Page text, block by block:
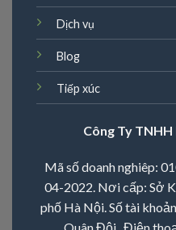
Dịch vụ
Blog
Tiếp xúc
Công Ty
Mã số doanh nghiêp:
04-2022. Nơi cấp: Sở
phố Hà Nội. Số tài